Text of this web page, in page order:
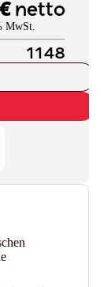
netto
MwSt.
1148